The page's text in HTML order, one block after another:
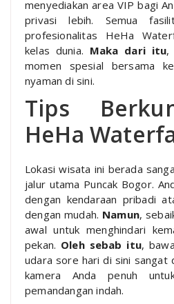
menyediakan area VIP bagi
privasi lebih. Semua
profesionalitas HeHa
kelas dunia. Maka dari itu,
momen spesial bersama
nyaman di sini.
Tips
HeHa
Lokasi wisata ini berada
jalur utama Puncak Bogor.
dengan kendaraan pribadi
dengan mudah. Namun,
awal untuk menghindari
pekan. Oleh sebab itu,
udara sore hari di sini sangat
kamera Anda penuh
pemandangan indah.